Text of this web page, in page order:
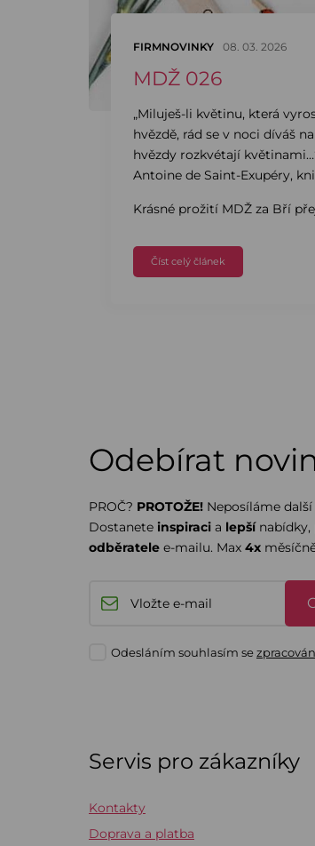
FIRMNOVINKY 08. 03. 2026
MDŽ 026
„Miluješ-li květinu, která
hvězdě, rád se v noci díváš
hvězdy rozkvétají
Antoine de Saint-Exupéry,
Krásné prožití MDŽ za Bří
Číst celý článek
Odebírat
PROČ? PROTOŽE! Neposíláme
Dostanete inspiraci a lepšínabídky,
odběratele e-mailu. Max 4x
Odesláním souhlasím se
Servis pro zákazníky
Kontakty
Doprava a platba